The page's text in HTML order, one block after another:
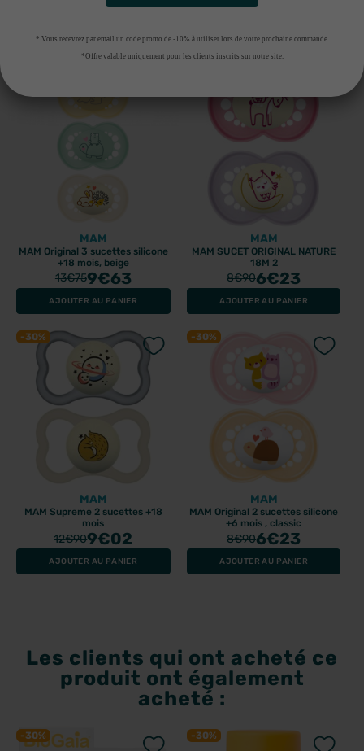
AJOUTER AU PANIER AJOUTER AU PANIER
MAM
MAM Original 3 sucettes silicone
+18 mois, beige
13€759€63
AJOUTER AU PANIER
MAM
MAM SUCET ORIGINAL NATURE
18M 2
8€906€23
AJOUTER AU PANIER
-30%
MAM
MAM Supreme 2 sucettes +18
mois
12€909€02
AJOUTER AU PANIER
-30%
MAM
MAM Original 2 sucettes silicone
+6 mois , classic
8€906€23
AJOUTER AU PANIER
Les clients qui ont acheté ce
produit ont également
acheté :
-30% -30%
* Vous recevrez par email un code promo de -10% à utiliser lors de votre prochaine commande.
*Offre valable uniquement pour les clients inscrits sur notre site.